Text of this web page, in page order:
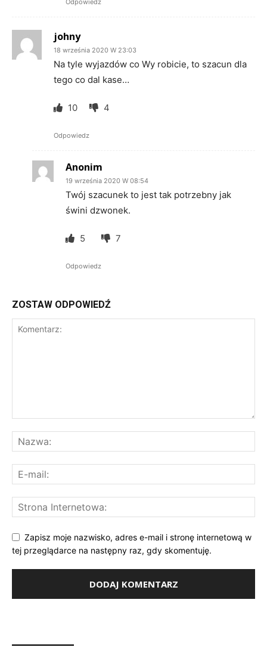
Odpowiedz
johny
18 września 2020 W 23:03
Na tyle wyjazdów co Wy robicie, to szacun dla
tego co dal kase…
10 4
Odpowiedz
Anonim
19 września 2020 W 08:54
Twój szacunek to jest tak potrzebny jak
świni dzwonek.
5 7
Odpowiedz
ZOSTAW ODPOWIEDŹ
Zapisz moje nazwisko, adres e-mail i stronę internetową w
tej przeglądarce na następny raz, gdy skomentuję.